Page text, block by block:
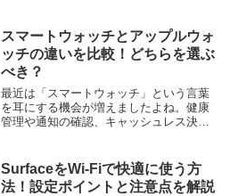
スマートウォッチとアップルウォ
ッチの違いを比較！どちらを選ぶ
べき？
最近は「スマートウォッチ」という言葉
を耳にする機会が増えましたよね。健康
管理や通知の確認、キャッシュレス決済
高いのがアップルの「Apple Watch（アッ
プルウォッチ...
SurfaceをWi-Fiで快適に使う方
法！設定ポイントと注意点を解説